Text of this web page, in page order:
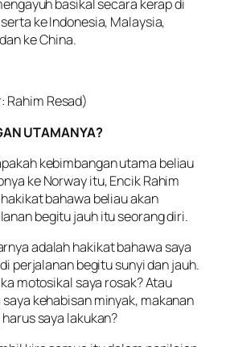
basikal secara kerap di
ke Indonesia, Malaysia,
ke China.
Rahim Resad)
UTAMANYA?
kebimbangan utama beliau
ke Norway itu, Encik Rahim
bahawa beliau akan
begitu jauh itu seorang diri.
adalah hakikat bahawa saya
perjalanan begitu sunyi dan jauh.
motosikal saya rosak? Atau
saya kehabisan minyak, makanan
saya lakukan?